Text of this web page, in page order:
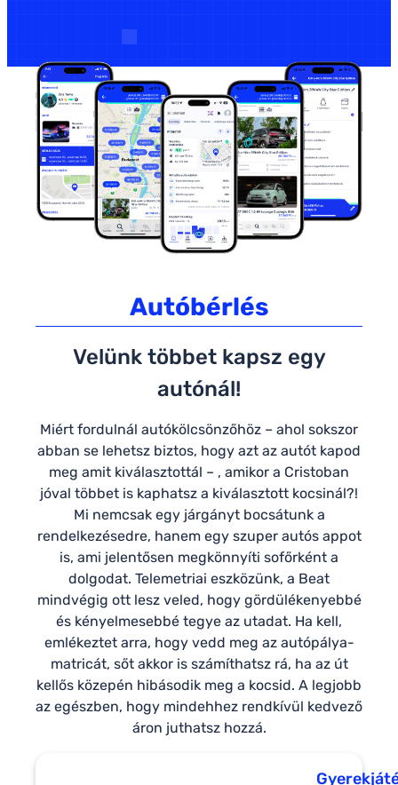
Autóbérlés
Velünk többet kapsz egy
autónál!
Miért fordulnál autókölcsönzőhöz – ahol sokszor
abban se lehetsz biztos, hogy azt az autót kapod
meg amit kiválasztottál – , amikor a Cristoban
jóval többet is kaphatsz a kiválasztott kocsinál?!
Mi nemcsak egy járgányt bocsátunk a
rendelkezésedre, hanem egy szuper autós appot
is, ami jelentősen megkönnyíti sofőrként a
dolgodat. Telemetriai eszközünk, a Beat
mindvégig ott lesz veled, hogy gördülékenyebbé
és kényelmesebbé tegye az utadat. Ha kell,
emlékeztet arra, hogy vedd meg az autópálya-
matricát, sőt akkor is számíthatsz rá, ha az út
kellős közepén hibásodik meg a kocsid. A legjobb
az egészben, hogy mindehhez rendkívül kedvező
áron juthatsz hozzá.